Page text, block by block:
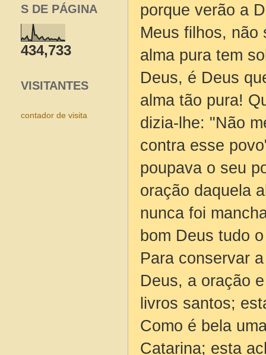
porque verão a
Meus filhos, não
alma pura tem
Deus, é Deus
alma tão pura!
dizia-lhe: "Não
contra esse
poupava o seu
oração daquela
nunca foi
bom Deus tudo
Para conservar
Deus, a oração
livros santos;
Como é bela
Catarina; esta
S DE PÁGINA
434,733
VISITANTES
contador de visita